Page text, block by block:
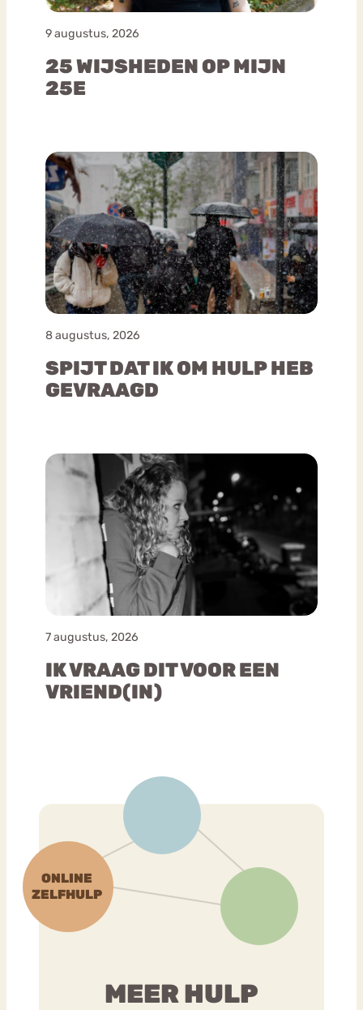
9 augustus, 2026
25 WIJSHEDEN OP MIJN
25E
8 augustus, 2026
SPIJT DAT IK OM HULP HEB
GEVRAAGD
7 augustus, 2026
IK VRAAG DIT VOOR EEN
VRIEND(IN)
MEER HULP